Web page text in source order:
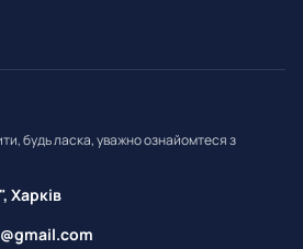
будь ласка, уважно ознайомтеся з
Харків